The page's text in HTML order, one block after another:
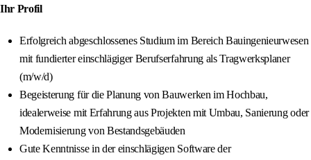
Ihr Profil
Erfolgreich abgeschlossenes Studium im Bereich Bauingenieurwesen
mit fundierter einschlägiger Berufserfahrung als Tragwerksplaner
(m/w/d)
Begeisterung für die Planung von Bauwerken im Hochbau,
idealerweise mit Erfahrung aus Projekten mit Umbau, Sanierung oder
Modernisierung von Bestandsgebäuden
Gute Kenntnisse in der einschlägigen Software der